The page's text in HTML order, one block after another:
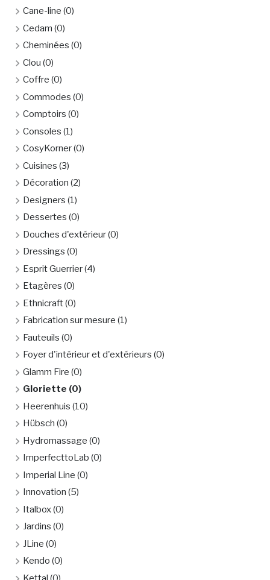
Cane-line (0)
Cedam (0)
Cheminées (0)
Clou (0)
Coffre (0)
Commodes (0)
Comptoirs (0)
Consoles (1)
CosyKorner(0)
Cuisines (3)
Décoration (2)
Designers (1)
Dessertes (0)
Douches d'extérieur(0)
Dressings (0)
Esprit Guerrier(4)
Etagères (0)
Ethnicraft(0)
Fabrication sur mesure (1)
Fauteuils (0)
Foyer d'intérieur et d'extérieurs (0)
Glamm Fire (0)
Gloriette (0)
Heerenhuis (10)
Hübsch (0)
Hydromassage (0)
ImperfecttoLab (0)
Imperial Line (0)
Innovation (5)
Italbox(0)
Jardins (0)
JLine (0)
Kendo (0)